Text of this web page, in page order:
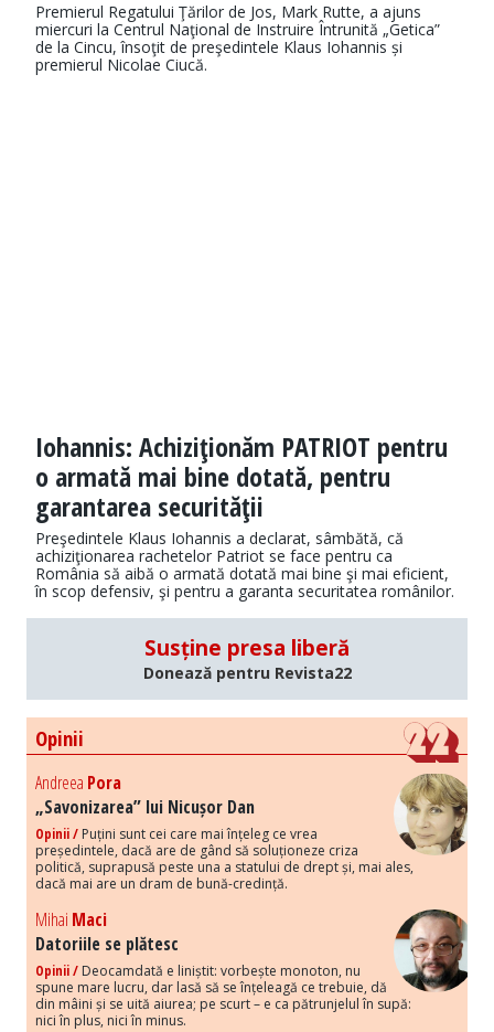
Premierul Regatului Ţărilor de Jos, Mark Rutte, a ajuns
miercuri la Centrul Naţional de Instruire Întrunită „Getica”
de la Cincu, însoţit de preşedintele Klaus Iohannis și
premierul Nicolae Ciucă.
Iohannis: Achiziţionăm PATRIOT pentru
o armată mai bine dotată, pentru
garantarea securităţii
Preşedintele Klaus Iohannis a declarat, sâmbătă, că
achiziţionarea rachetelor Patriot se face pentru ca
România să aibă o armată dotată mai bine şi mai eficient,
în scop defensiv, şi pentru a garanta securitatea românilor.
Susține presa liberă
Donează pentru Revista22
Opinii
Andreea Pora
„Savonizarea” lui Nicușor Dan
Opinii / Puțini sunt cei care mai înțeleg ce vrea
președintele, dacă are de gând să soluționeze criza
politică, suprapusă peste una a statului de drept și, mai ales,
dacă mai are un dram de bună-credință.
Mihai Maci
Datoriile se plătesc
Opinii / Deocamdată e liniștit: vorbește monoton, nu
spune mare lucru, dar lasă să se înțeleagă ce trebuie, dă
din mâini și se uită aiurea; pe scurt – e ca pătrunjelul în supă:
nici în plus, nici în minus.